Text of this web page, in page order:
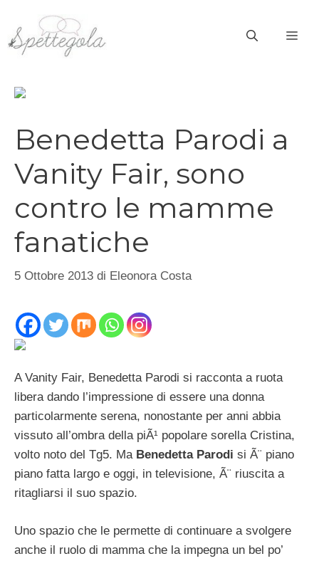
contenuto
Benedetta Parodi a
Vanity Fair, sono
contro le mamme
fanatiche
5 Ottobre 2013 di Eleonora Costa
A Vanity Fair, Benedetta Parodi si racconta a ruota
libera dando l’impressione di essere una donna
particolarmente serena, nonostante per anni abbia
vissuto all’ombra della piÃ¹ popolare sorella Cristina,
volto noto del Tg5. Ma Benedetta Parodi si Ã¨ piano
piano fatta largo e oggi, in televisione, Ã¨ riuscita a
ritagliarsi il suo spazio.
Uno spazio che le permette di continuare a svolgere
anche il ruolo di mamma che la impegna un bel po’